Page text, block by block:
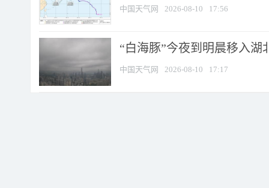
中国天气网 2026-08-10 17:56
“白海豚”今夜到明晨移入湖
中国天气网 2026-08-10 17:17